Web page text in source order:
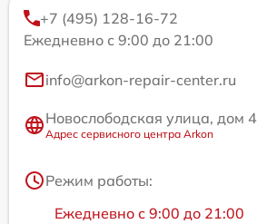
+7 (495) 128-16-72
Ежедневно с 9:00 до 21:00
info@arkon-repair-center.ru
Новослободская улица, дом 4
Адрес сервисного центра Arkon
Режим работы:
Ежедневно с 9:00 до 21:00